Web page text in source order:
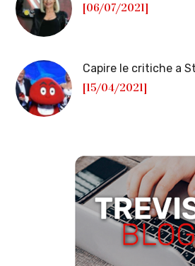
[06/07/2021]
Capire le critiche a
[15/04/2021]